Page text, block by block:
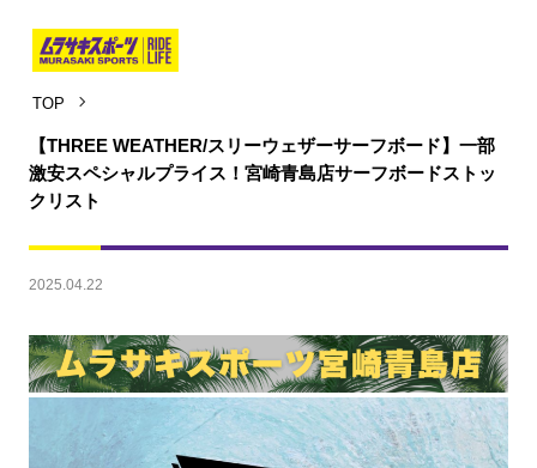
TOP
2025.04.22
【THREE WEATHER/スリーウェザーサーフボード】一部
激安スペシャルプライス！宮崎青島店サーフボードストッ
クリスト